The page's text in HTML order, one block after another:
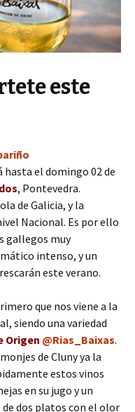
este
hasta el domingo 02 de
, Pontevedra.
de Galicia, y la
Nacional. Es por ello
gallegos muy
intenso, y un
este verano.
que nos viene a la
siendo una variedad
Origen @Rias_Baixas.
de Cluny ya la
estos vinos
en su jugo y un
dos platos con el olor